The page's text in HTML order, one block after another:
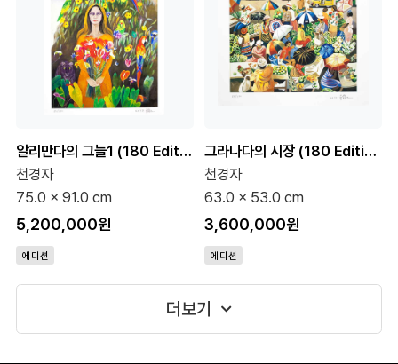
알리만다의 그늘1 (180 Editions)
천경자
75.0 x 91.0 cm
5,200,000원
에디션
그라나다의 시장 (180 Editions)
천경자
63.0 x 53.0 cm
3,600,000원
에디션
더보기